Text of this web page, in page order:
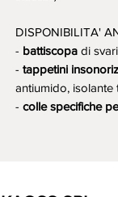
DISPONIBILITA'
- battiscopa di
- tappetini
antiumido, isolante
- colle specifiche